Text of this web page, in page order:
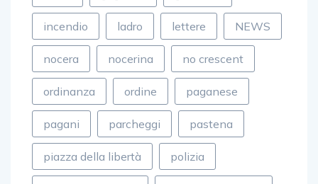
incendio ladro lettere NEWS
nocera nocerina no crescent
ordinanza ordine paganese
pagani parcheggi pastena
piazza della libertà polizia
polizia municipale porticciolo salerno